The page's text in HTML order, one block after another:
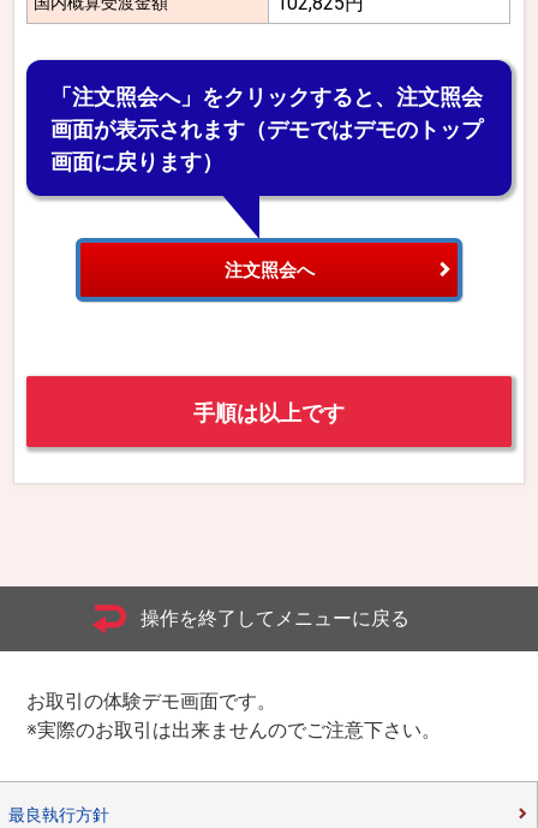
「注文照会へ」をクリックすると、注文照会
画面が表示されます（デモではデモのトップ
画面に戻ります）
注文照会へ
手順は以上です
お取引の体験デモ画面です。
※実際のお取引は出来ませんのでご注意下さい。
操作を終了してメニューに戻る
最良執行方針